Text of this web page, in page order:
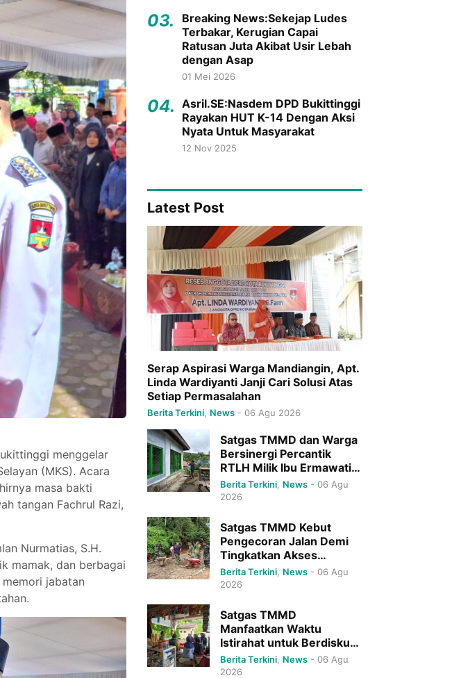
menggelar
(MKS). Acara
masa bakti
tangan Fachrul Razi,
Nurmatias, S.H.
mamak, dan berbagai
jabatan
03.
Breaking News:Sekejap Ludes
Terbakar, Kerugian Capai
Ratusan Juta Akibat Usir Lebah
dengan Asap
01 Mei 2026
04. Asril.SE:Nasdem DPD Bukittinggi
Rayakan HUT K-14 Dengan Aksi
Nyata Untuk Masyarakat
12 Nov 2025
Latest Post
Serap Aspirasi Warga Mandiangin, Apt.
Linda Wardiyanti Janji Cari Solusi Atas
Setiap Permasalahan
Berita Terkini News - 06 Agu 2026
Satgas TMMD dan Warga
Bersinergi Percantik
RTLH Milik Ibu Ermawati
di Agam
Berita Terkini News - 06 Agu
2026
Satgas TMMD Kebut
Pengecoran Jalan Demi
Tingkatkan Akses
Masyarakat
Berita Terkini News - 06 Agu
2026
Satgas TMMD
Manfaatkan Waktu
Istirahat untuk Berdiskusi
dengan Mahasiswa KKN
UNP
Berita Terkini News - 06 Agu
2026